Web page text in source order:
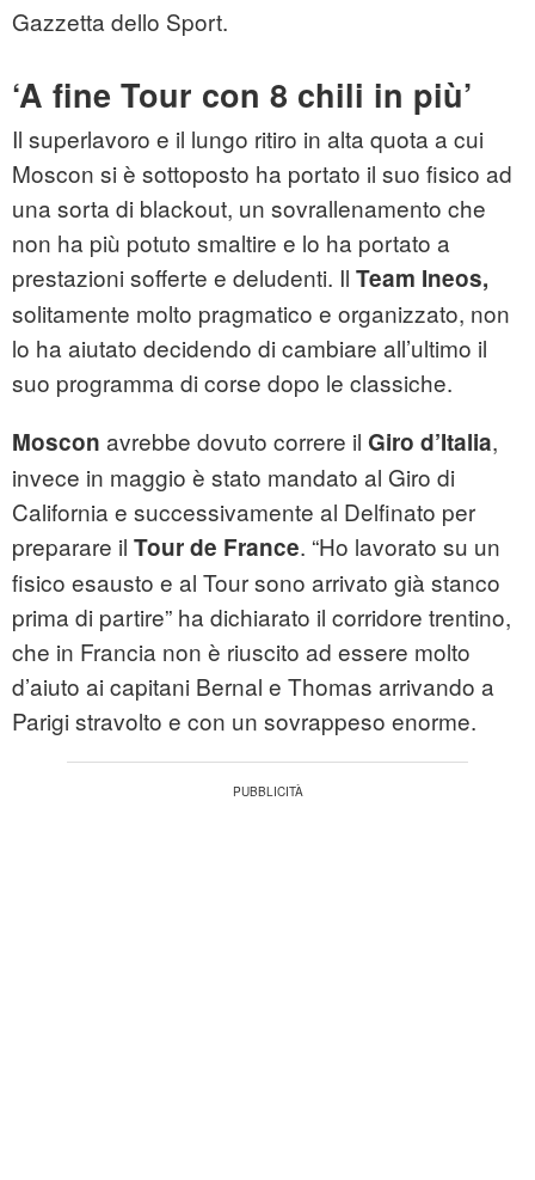
Gazzetta dello Sport.
‘A fine Tour con 8 chili in più’
Il superlavoro e il lungo ritiro in alta quota a cui
Moscon si è sottoposto ha portato il suo fisico ad
una sorta di blackout, un sovrallenamento che
non ha più potuto smaltire e lo ha portato a
prestazioni sofferte e deludenti. Il Team Ineos,
solitamente molto pragmatico e organizzato, non
lo ha aiutato decidendo di cambiare all’ultimo il
suo programma di corse dopo le classiche.
Moscon avrebbe dovuto correre il Giro d’Italia,
invece in maggio è stato mandato al Giro di
California e successivamente al Delfinato per
preparare il Tour de France. “Ho lavorato su un
fisico esausto e al Tour sono arrivato già stanco
prima di partire” ha dichiarato il corridore trentino,
che in Francia non è riuscito ad essere molto
d’aiuto ai capitani Bernal e Thomas arrivando a
Parigi stravolto e con un sovrappeso enorme.